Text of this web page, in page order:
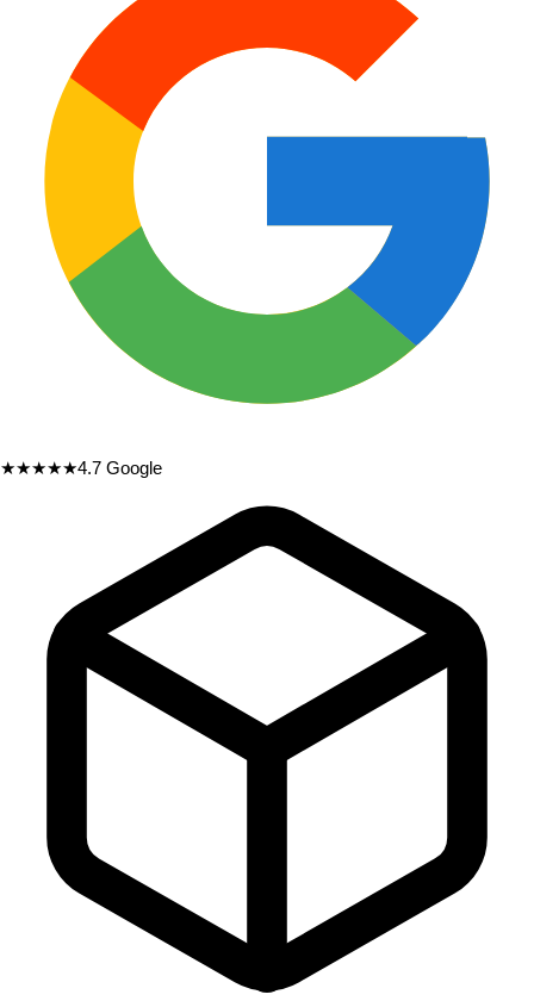
★★★★★4.7 Google